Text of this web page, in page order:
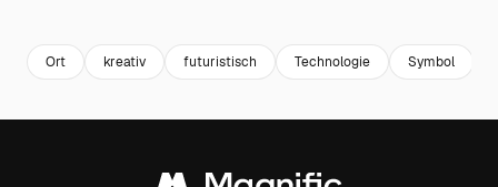
Ort kreativ futuristisch Technologie Symbol